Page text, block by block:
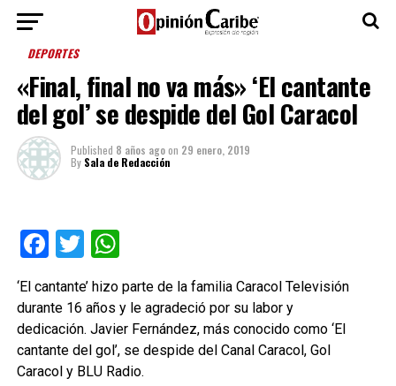
DEPORTES
«Final, final no va más» ‘El cantante
del gol’ se despide del Gol Caracol
Published 8 años agoon 29 enero, 2019
By Sala de Redacción
Facebook
TwitterWhatsApp
‘El cantante’ hizo parte de la familia Caracol Televisión
durante 16 años y le agradeció por su labor y
dedicación. Javier Fernández, más conocido como ‘El
cantante del gol’, se despide del Canal Caracol, Gol
Caracol y BLU Radio.